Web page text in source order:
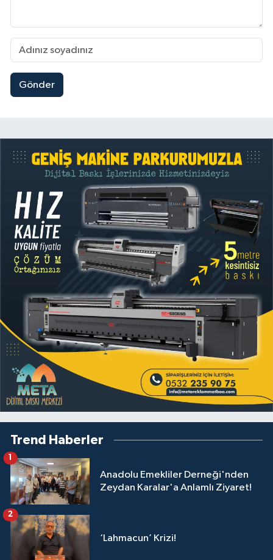
Gönder
Trend Haberler
Anadolu Emekliler Derneği'nden
Zeydan Karalar'a Anlamlı Ziyaret!
1
‘Lahmacun’ Krizi!
2